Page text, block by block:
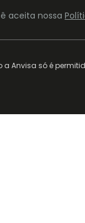
aceita nossa
a Anvisa só é